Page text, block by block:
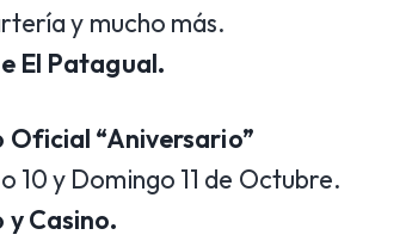
y mucho más.
El Patagual.
Oficial “Aniversario”
10 y Domingo 11 de Octubre.
y Casino.